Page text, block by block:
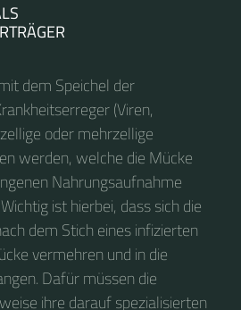
dem Speichel der
(Viren,
oder mehrzellige
werden, welche die Mücke
Nahrungsaufnahme
ist hierbei, dass sich die
dem Stich eines infizierten
vermehren und in die
Dafür müssen die
ihre darauf spezialisierten